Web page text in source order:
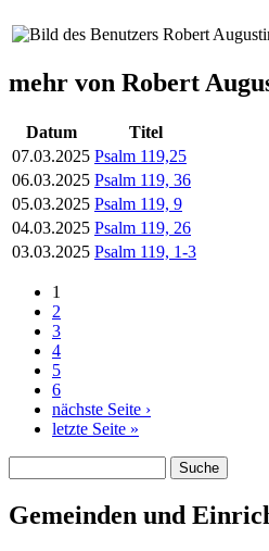
mehr von Robert
Datum
Titel
07.03.2025 Psalm 119,25
06.03.2025 Psalm 119, 36
05.03.2025 Psalm 119, 9
04.03.2025 Psalm 119, 26
03.03.2025 Psalm 119, 1-3
Seiten
1
2
3
4
5
6
nächste Seite ›
letzte Seite »
Gemeinden und